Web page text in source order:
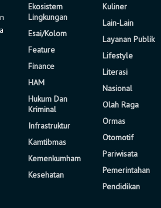
Ekosistem
Lingkungan
Esai/Kolom
Feature
Finance
HAM
Hukum Dan
Kriminal
Infrastruktur
Kamtibmas
Kemenkumham
Kesehatan
Kuliner
Lain-Lain
Layanan Publik
Lifestyle
Literasi
Nasional
Olah Raga
Ormas
Otomotif
Pariwisata
Pemerintahan
Pendidikan